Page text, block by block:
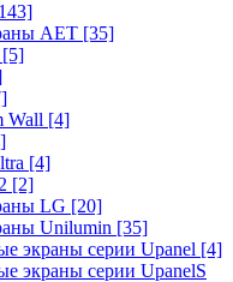
AET [35]
[5]
Wall [4]
[4]
[2]
LG [20]
Unilumin [35]
экраны серии Upanel [4]
экраны серии UpanelS